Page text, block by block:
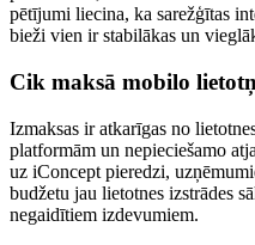
pētījumi liecina, ka sarežģītas
bieži vien ir stabilākas un
Cik maksā mobilo
Izmaksas ir atkarīgas no
platformām un nepieciešamo
uz iConcept pieredzi,
budžetu jau lietotnes izstrādes
negaidītiem izdevumiem.